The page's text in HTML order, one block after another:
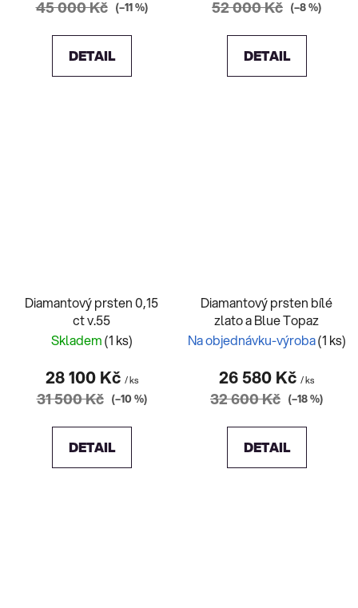
45 000 Kč (–11 %)
DETAIL
52 000 Kč (–8 %)
DETAIL
Diamantový prsten 0,15
ct v.55
Skladem(1 ks)
28 100 Kč / ks
31 500 Kč (–10 %)
DETAIL
Diamantový prsten bílé
zlato a Blue Topaz
Na objednávku-výroba(1 ks)
26 580 Kč / ks
32 600 Kč (–18 %)
DETAIL